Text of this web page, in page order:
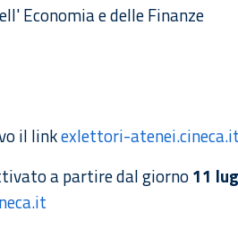
Economia e delle Finanze
il linkexlettori-atenei.cineca.it
a partire dal giorno11